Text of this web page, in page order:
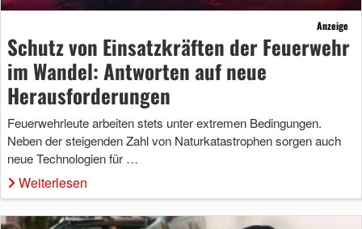
Anzeige
Schutz von Einsatzkräften der Feuerwehr
im Wandel: Antworten auf neue
Herausforderungen
Feuerwehrleute arbeiten stets unter extremen Bedingungen.
Neben der steigenden Zahl von Naturkatastrophen sorgen auch
neue Technologien für …
Weiterlesen